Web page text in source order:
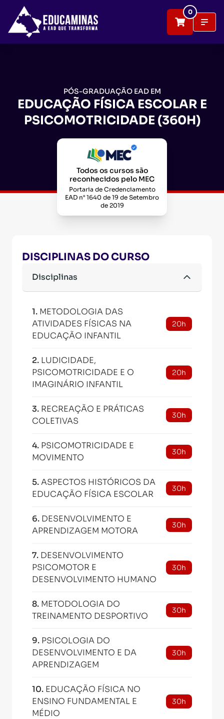
0
PÓS-GRADUAÇÃO EAD EM
EDUCAÇÃO FÍSICA ESCOLAR E
PSICOMOTRICIDADE (360H)
Todos os cursos são
reconhecidos pelo MEC
Portaria de Credenciamento
EAD n° 1640 de 19 de Setembro
de 2019
DISCIPLINAS DO CURSO
Disciplinas
1. METODOLOGIA DAS
ATIVIDADES FÍSICAS NA
EDUCAÇÃO INFANTIL
20h
2. LUDICIDADE,
PSICOMOTRICIDADE E O
IMAGINÁRIO INFANTIL
20h
3. RECREAÇÃO E PRÁTICAS
COLETIVAS
30h
4. PSICOMOTRICIDADE E
MOVIMENTO
30h
5.ASPECTOS HISTÓRICOS DA
EDUCAÇÃO FÍSICA ESCOLAR
30h
6. DESENVOLVIMENTO E
APRENDIZAGEM MOTORA
30h
7. DESENVOLVIMENTO
PSICOMOTOR E
DESENVOLVIMENTO HUMANO
30h
8. METODOLOGIA DO
TREINAMENTO DESPORTIVO
30h
9. PSICOLOGIA DO
DESENVOLVIMENTO E DA
APRENDIZAGEM
30h
10. EDUCAÇÃO FÍSICA NO
ENSINO FUNDAMENTAL E
MÉDIO
30h